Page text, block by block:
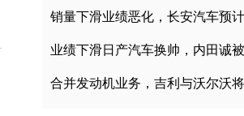
业绩下滑日产汽车换帅，内田诚